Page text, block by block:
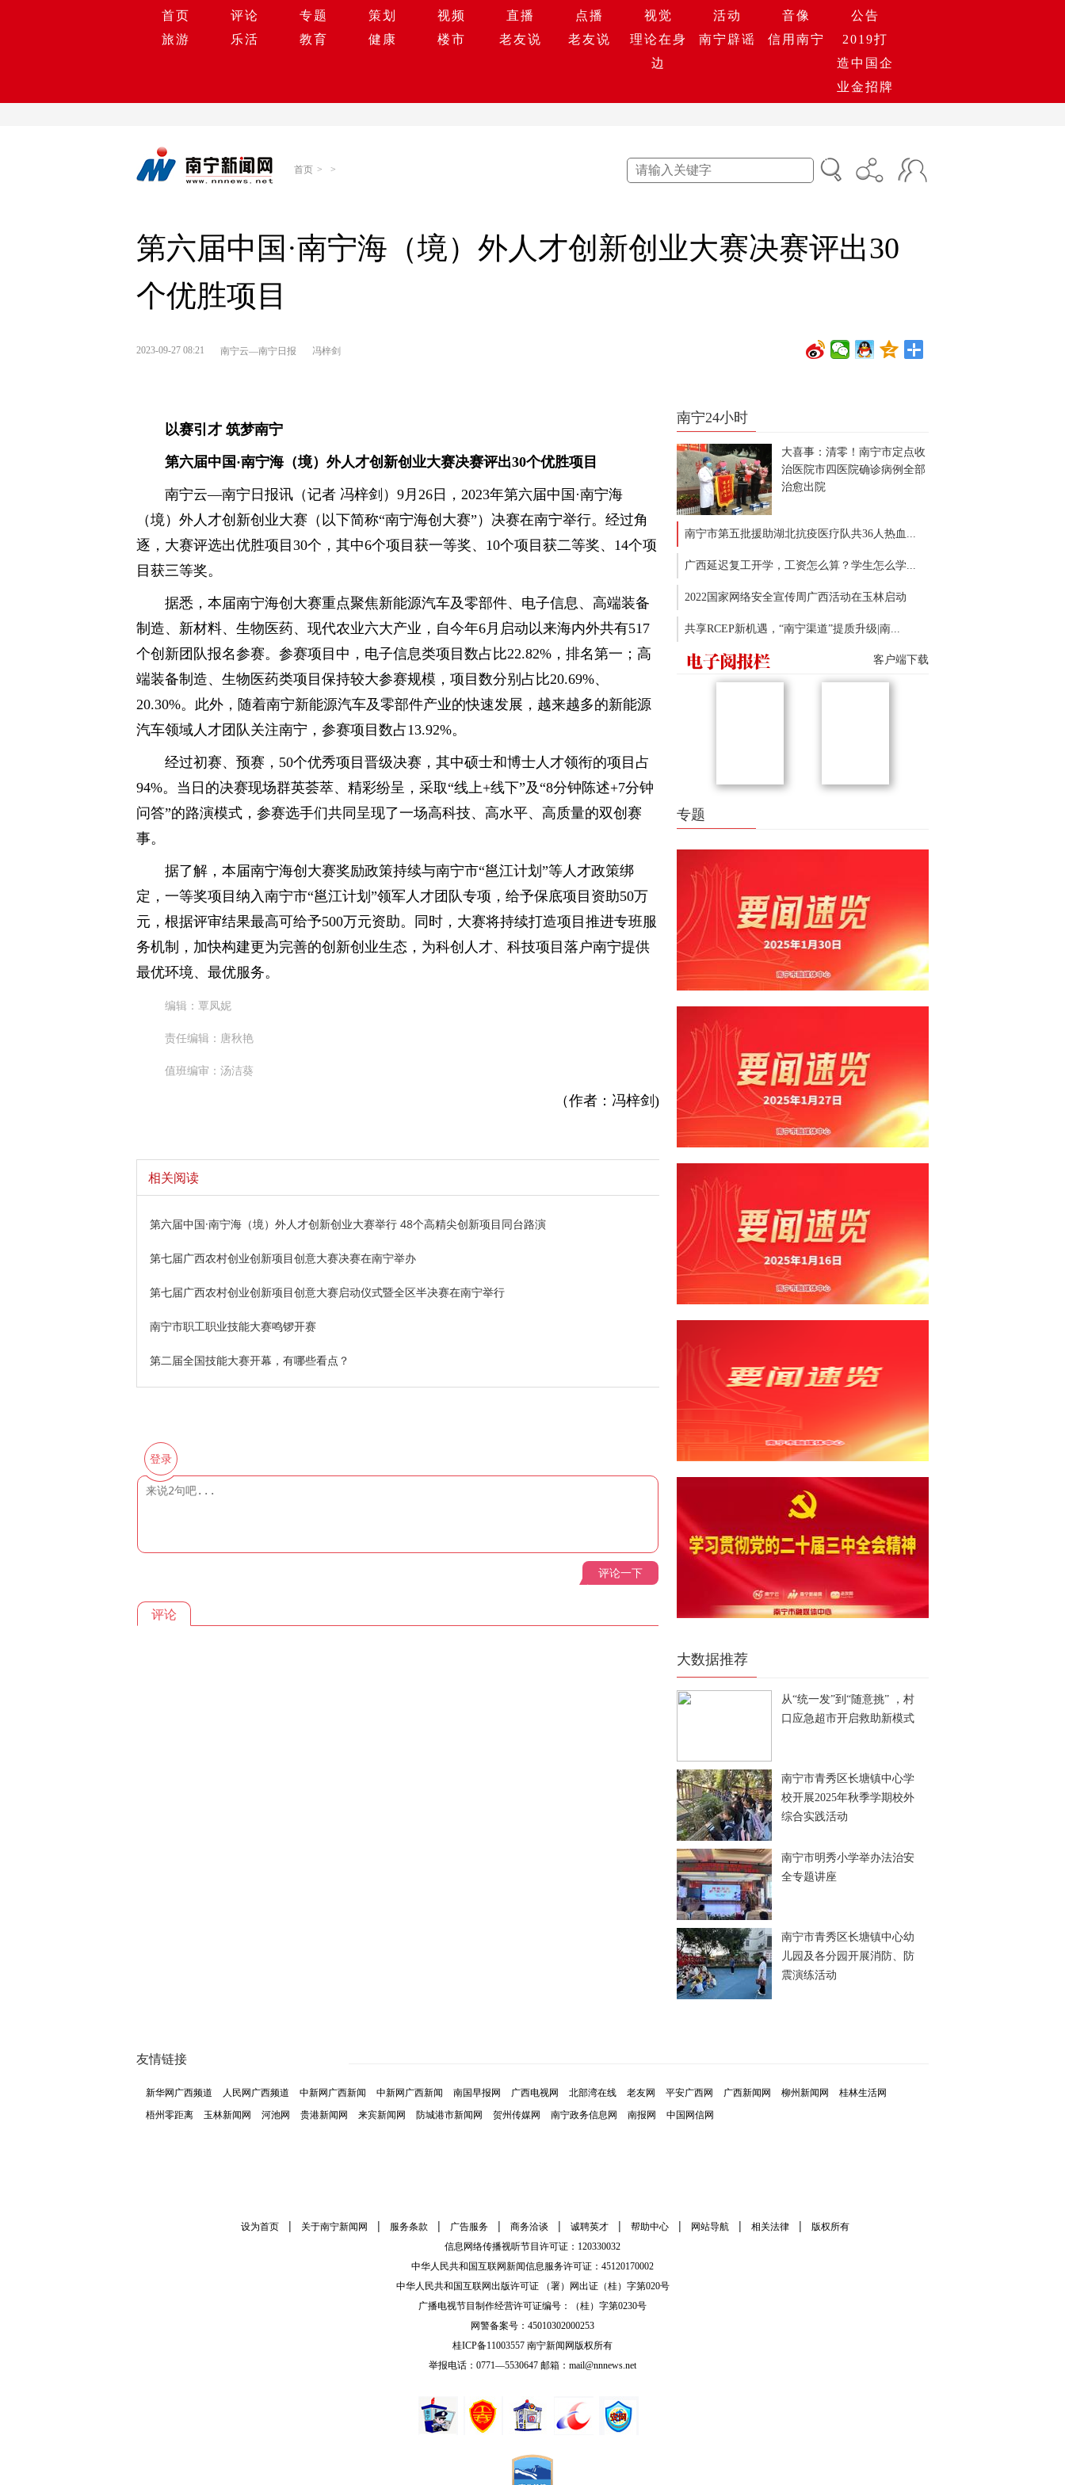
首页 评论 专题 策划 视频 直播 点播 视觉 活动 音像
公告
旅游
乐活 教育 健康 楼市 老友说 老友说
理论在身
边
南宁辟谣 信用南宁
2019打
造中国企
业金招牌
首页 > >
第六届中国·南宁海（境）外人才创新创业大赛决赛评出30
个优胜项目
2023-09-27 08:21 南宁云—南宁日报 冯梓剑
以赛引才 筑梦南宁
第六届中国·南宁海（境）外人才创新创业大赛决赛评出30个优胜项目
南宁云—南宁日报讯（记者 冯梓剑）9月26日，2023年第六届中国·南宁海
（境）外人才创新创业大赛（以下简称“南宁海创大赛”）决赛在南宁举行。经过角
逐，大赛评选出优胜项目30个，其中6个项目获一等奖、10个项目获二等奖、14个项
目获三等奖。
据悉，本届南宁海创大赛重点聚焦新能源汽车及零部件、电子信息、高端装备
制造、新材料、生物医药、现代农业六大产业，自今年6月启动以来海内外共有517
个创新团队报名参赛。参赛项目中，电子信息类项目数占比22.82%，排名第一；高
端装备制造、生物医药类项目保持较大参赛规模，项目数分别占比20.69%、
20.30%。此外，随着南宁新能源汽车及零部件产业的快速发展，越来越多的新能源
汽车领域人才团队关注南宁，参赛项目数占13.92%。
经过初赛、预赛，50个优秀项目晋级决赛，其中硕士和博士人才领衔的项目占
94%。当日的决赛现场群英荟萃、精彩纷呈，采取“线上+线下”及“8分钟陈述+7分钟
问答”的路演模式，参赛选手们共同呈现了一场高科技、高水平、高质量的双创赛
事。
据了解，本届南宁海创大赛奖励政策持续与南宁市“邕江计划”等人才政策绑
定，一等奖项目纳入南宁市“邕江计划”领军人才团队专项，给予保底项目资助50万
元，根据评审结果最高可给予500万元资助。同时，大赛将持续打造项目推进专班服
务机制，加快构建更为完善的创新创业生态，为科创人才、科技项目落户南宁提供
最优环境、最优服务。
编辑：覃凤妮
责任编辑：唐秋艳
值班编审：汤洁葵
（作者：冯梓剑)
相关阅读
第六届中国·南宁海（境）外人才创新创业大赛举行 48个高精尖创新项目同台路演
第七届广西农村创业创新项目创意大赛决赛在南宁举办
第七届广西农村创业创新项目创意大赛启动仪式暨全区半决赛在南宁举行
南宁市职工职业技能大赛鸣锣开赛
第二届全国技能大赛开幕，有哪些看点？
登录
评论一下
评论
南宁24小时
大喜事：清零！南宁市定点收
治医院市四医院确诊病例全部
治愈出院
南宁市第五批援助湖北抗疫医疗队共36人热血...
广西延迟复工开学，工资怎么算？学生怎么学...
2022国家网络安全宣传周广西活动在玉林启动
共享RCEP新机遇，“南宁渠道”提质升级|南...
客户端下载
专题
大数据推荐
从“统一发”到“随意挑” ，村
口应急超市开启救助新模式
南宁市青秀区长塘镇中心学
校开展2025年秋季学期校外
综合实践活动
南宁市明秀小学举办法治安
全专题讲座
南宁市青秀区长塘镇中心幼
儿园及各分园开展消防、防
震演练活动
友情链接
新华网广西频道 人民网广西频道 中新网广西新闻 中新网广西新闻 南国早报网 广西电视网 北部湾在线 老友网 平安广西网 广西新闻网 柳州新闻网
桂林生活网
梧州零距离
玉林新闻网 河池网 贵港新闻网 来宾新闻网 防城港市新闻网 贺州传媒网 南宁政务信息网 南报网 中国网信网
设为首页 | 关于南宁新闻网 | 服务条款 | 广告服务 | 商务洽谈 | 诚聘英才 | 帮助中心 | 网站导航 | 相关法律 |
版权所有
信息网络传播视听节目许可证：120330032
中华人民共和国互联网新闻信息服务许可证：45120170002
中华人民共和国互联网出版许可证 （署）网出证（桂）字第020号
广播电视节目制作经营许可证编号：（桂）字第0230号
网警备案号：45010302000253
桂ICP备11003557 南宁新闻网版权所有
举报电话：0771—5530647 邮箱：mail@nnnews.net